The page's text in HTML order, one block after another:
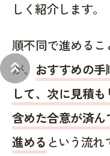
keyboard_double_arrow_up
しく紹介します。
順不同で進める
が、 おすすめの
して、次に見積
含めた合意が済
進める という流れ